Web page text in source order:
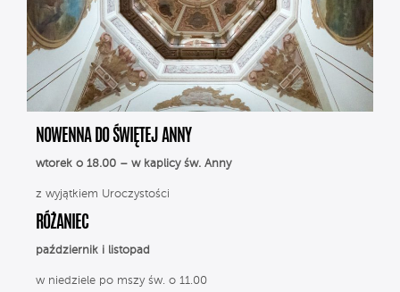
NOWENNA DO ŚWIĘTEJ ANNY
wtorek o 18.00 – w kaplicy św. Anny
z wyjątkiem Uroczystości
RÓŻANIEC
październik i listopad
w niedziele po mszy św. o 11.00